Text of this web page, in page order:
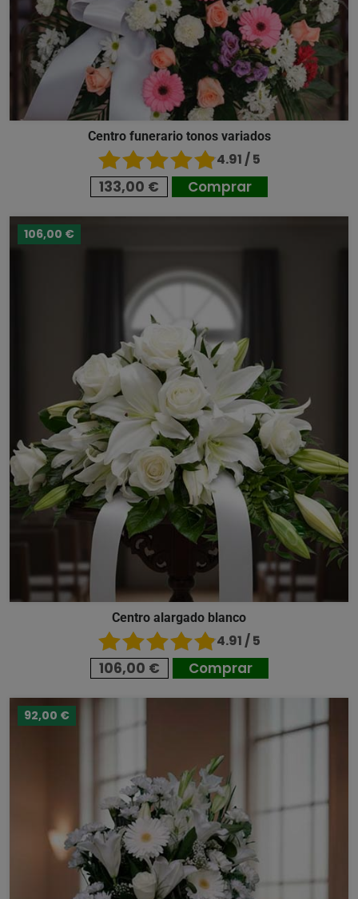
Centro funerario tonos variados
4.91 / 5
133,00 € Comprar
106,00 €
Centro alargado blanco
4.91 / 5
106,00 € Comprar
92,00 €